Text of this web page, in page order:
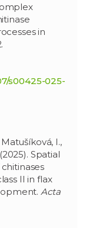
in
s00425-025-
I.,
Spatial
II in flax
Acta